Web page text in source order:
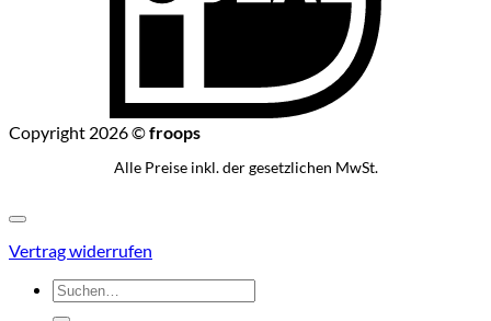
Copyright 2026 ©froops
Alle Preise inkl. der gesetzlichen MwSt.
Vertrag widerrufen
Suchen
nach: